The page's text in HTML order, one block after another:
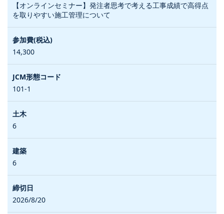
【オンラインセミナー】発注者思考で考える工事成績で高得点
を取りやすい施工管理について
14,300
101-1
6
6
2026/8/20